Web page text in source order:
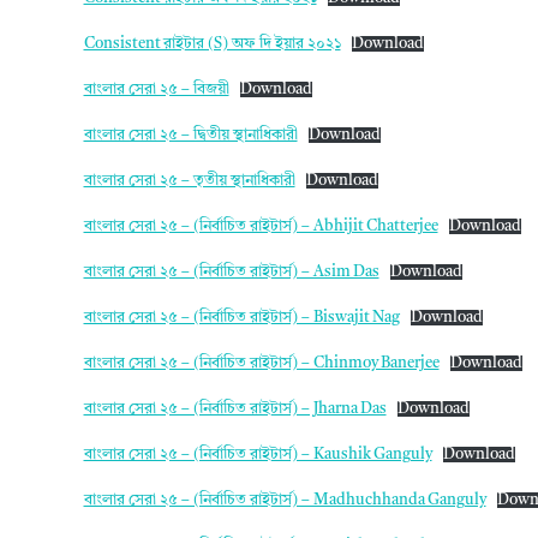
Consistent রাইটার (s) অফ দি ইয়ার ২০২১ Download
বাংলার সেরা ২৫ – বিজয়ী Download
বাংলার সেরা ২৫ – দ্বিতীয় স্থানাধিকারী Download
বাংলার সেরা ২৫ – তৃতীয় স্থানাধিকারী Download
বাংলার সেরা ২৫ – (নির্বাচিত রাইটার্স) – Abhijit Chatterjee Download
বাংলার সেরা ২৫ – (নির্বাচিত রাইটার্স) – Asim Das Download
বাংলার সেরা ২৫ – (নির্বাচিত রাইটার্স) – Biswajit Nag Download
বাংলার সেরা ২৫ – (নির্বাচিত রাইটার্স) – Chinmoy Banerjee Download
বাংলার সেরা ২৫ – (নির্বাচিত রাইটার্স) – Jharna Das Download
বাংলার সেরা ২৫ – (নির্বাচিত রাইটার্স) – Kaushik Ganguly Download
বাংলার সেরা ২৫ – (নির্বাচিত রাইটার্স) – Madhuchhanda Ganguly